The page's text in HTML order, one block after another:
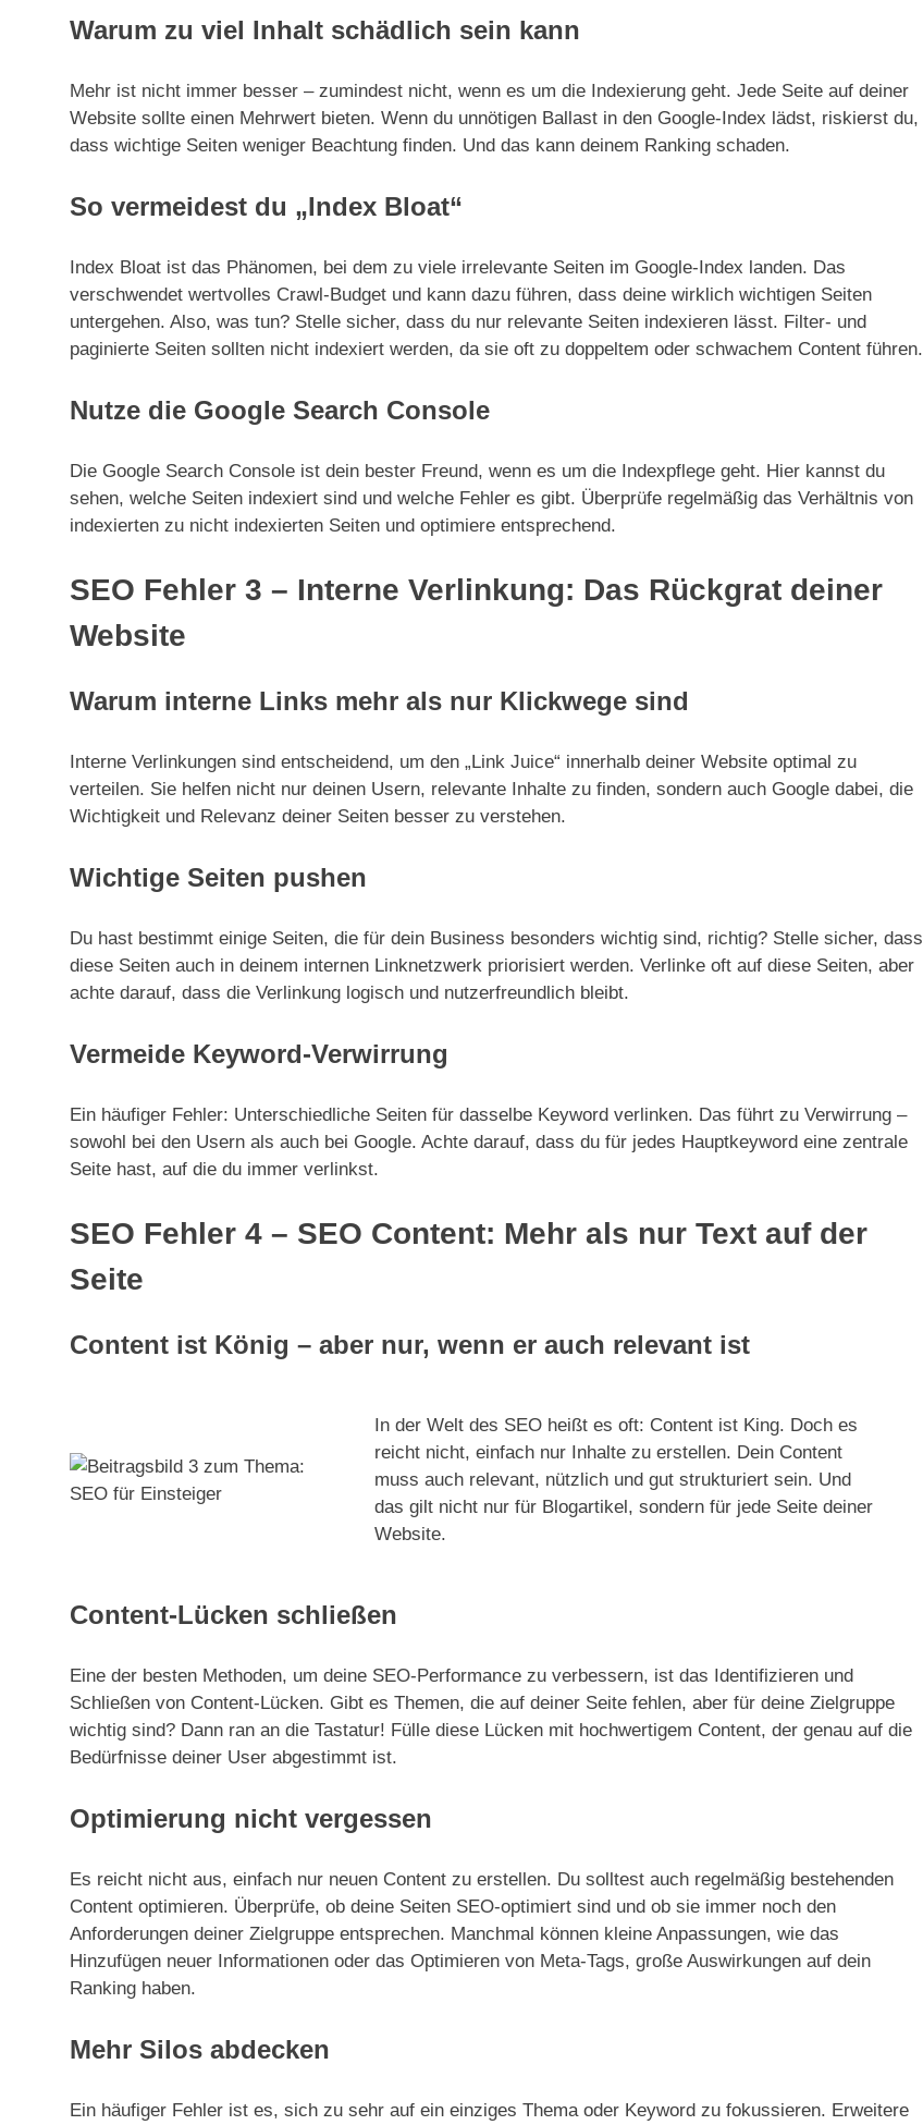
Warum zu viel Inhalt schädlich sein kann
Mehr ist nicht immer besser – zumindest nicht, wenn es um die Indexierung geht. Jede Seite auf deiner
Website sollte einen Mehrwert bieten. Wenn du unnötigen Ballast in den Google-Index lädst, riskierst du,
dass wichtige Seiten weniger Beachtung finden. Und das kann deinem Ranking schaden.
So vermeidest du „Index Bloat“
Index Bloat ist das Phänomen, bei dem zu viele irrelevante Seiten im Google-Index landen. Das
verschwendet wertvolles Crawl-Budget und kann dazu führen, dass deine wirklich wichtigen Seiten
untergehen. Also, was tun? Stelle sicher, dass du nur relevante Seiten indexieren lässt. Filter- und
paginierte Seiten sollten nicht indexiert werden, da sie oft zu doppeltem oder schwachem Content führen.
Nutze die Google Search Console
Die Google Search Console ist dein bester Freund, wenn es um die Indexpflege geht. Hier kannst du
sehen, welche Seiten indexiert sind und welche Fehler es gibt. Überprüfe regelmäßig das Verhältnis von
indexierten zu nicht indexierten Seiten und optimiere entsprechend.
SEO Fehler 3 – Interne Verlinkung: Das Rückgrat deiner
Website
Warum interne Links mehr als nur Klickwege sind
Interne Verlinkungen sind entscheidend, um den „Link Juice“ innerhalb deiner Website optimal zu
verteilen. Sie helfen nicht nur deinen Usern, relevante Inhalte zu finden, sondern auch Google dabei, die
Wichtigkeit und Relevanz deiner Seiten besser zu verstehen.
Wichtige Seiten pushen
Du hast bestimmt einige Seiten, die für dein Business besonders wichtig sind, richtig? Stelle sicher, dass
diese Seiten auch in deinem internen Linknetzwerk priorisiert werden. Verlinke oft auf diese Seiten, aber
achte darauf, dass die Verlinkung logisch und nutzerfreundlich bleibt.
Vermeide Keyword-Verwirrung
Ein häufiger Fehler: Unterschiedliche Seiten für dasselbe Keyword verlinken. Das führt zu Verwirrung –
sowohl bei den Usern als auch bei Google. Achte darauf, dass du für jedes Hauptkeyword eine zentrale
Seite hast, auf die du immer verlinkst.
SEO Fehler 4 – SEO Content: Mehr als nur Text auf der
Seite
Content ist König – aber nur, wenn er auch relevant ist
In der Welt des SEO heißt es oft: Content ist King. Doch es
reicht nicht, einfach nur Inhalte zu erstellen. Dein Content
muss auch relevant, nützlich und gut strukturiert sein. Und
das gilt nicht nur für Blogartikel, sondern für jede Seite deiner
Website.
Content-Lücken schließen
Eine der besten Methoden, um deine SEO-Performance zu verbessern, ist das Identifizieren und
Schließen von Content-Lücken. Gibt es Themen, die auf deiner Seite fehlen, aber für deine Zielgruppe
wichtig sind? Dann ran an die Tastatur! Fülle diese Lücken mit hochwertigem Content, der genau auf die
Bedürfnisse deiner User abgestimmt ist.
Optimierung nicht vergessen
Es reicht nicht aus, einfach nur neuen Content zu erstellen. Du solltest auch regelmäßig bestehenden
Content optimieren. Überprüfe, ob deine Seiten SEO-optimiert sind und ob sie immer noch den
Anforderungen deiner Zielgruppe entsprechen. Manchmal können kleine Anpassungen, wie das
Hinzufügen neuer Informationen oder das Optimieren von Meta-Tags, große Auswirkungen auf dein
Ranking haben.
Mehr Silos abdecken
Ein häufiger Fehler ist es, sich zu sehr auf ein einziges Thema oder Keyword zu fokussieren. Erweitere